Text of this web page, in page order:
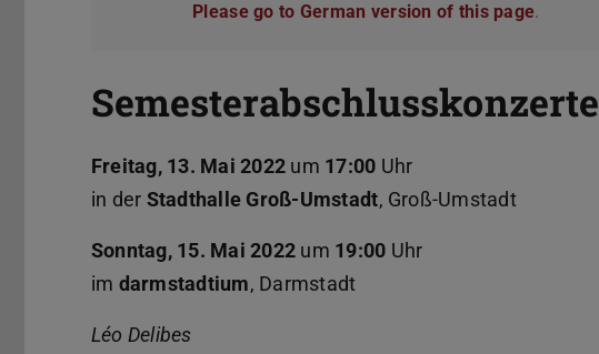
Please go to German version of this page.
Semesterabschlusskonzerte
Freitag, 13. Mai 2022 um 17:00 Uhr
in der Stadthalle Groß-Umstadt, Groß-Umstadt
Sonntag, 15. Mai 2022 um 19:00 Uhr
im darmstadtium, Darmstadt
Léo Delibes